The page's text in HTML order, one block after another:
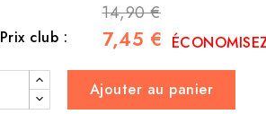
14,90 €
Prix club : 7,45 €
Ajouter au panier